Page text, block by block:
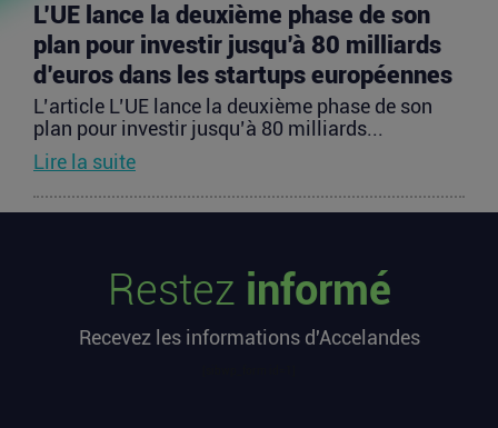
L’UE lance la deuxième phase de son
plan pour investir jusqu’à 80 milliards
d’euros dans les startups européennes
L’article L’UE lance la deuxième phase de son
plan pour investir jusqu’à 80 milliards...
Lire la suite
millions d’euros cette semaine
L’article Les startups françaises ont levé 113
premier sur...
Restez informé
Recevez les informations d'Accelandes